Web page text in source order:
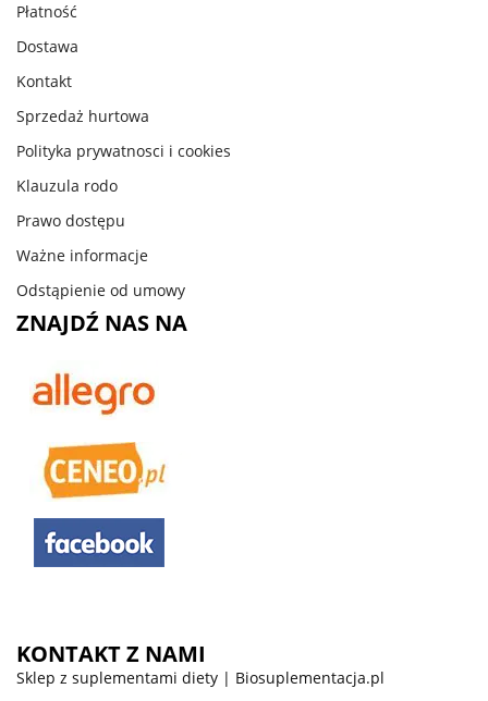
Płatność
Dostawa
Kontakt
Sprzedaż hurtowa
Polityka prywatnosci i cookies
Klauzula rodo
Prawo dostępu
Ważne informacje
Odstąpienie od umowy
ZNAJDŹ NAS NA
KONTAKT Z NAMI
Sklep z suplementami diety | Biosuplementacja.pl